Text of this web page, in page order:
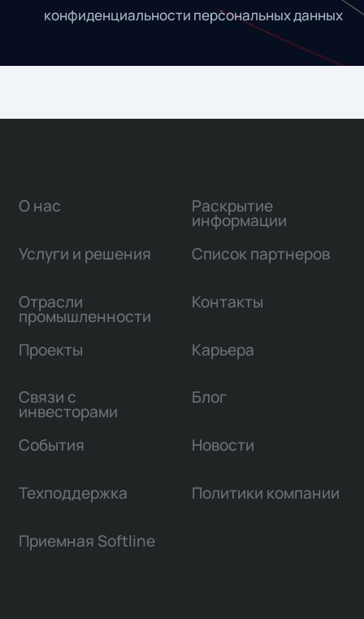
конфиденциальности персональных данных
О нас
Услуги и решения
Отрасли
промышленности
Проекты
Связи с
инвесторами
Раскрытие
информации
Список партнеров
Контакты
Карьера
Блог
События Новости
Техподдержка Политики компании
Приемная Softline